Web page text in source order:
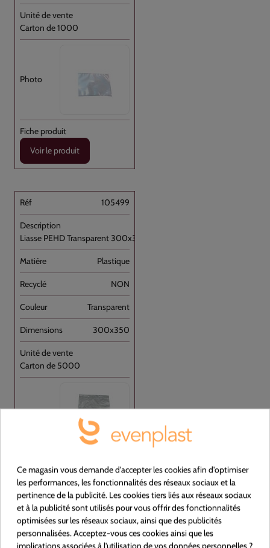
Carton de 1000
Voir le produit
105499
Liasse PEHD Transparent 300x350+P //5000
Plastique
NON
Transparent
300x350
Carton de 5000
Voir le produit
233540
Ce magasin vous demande d'accepter les cookies afin d'optimiser
les performances, les fonctionnalités des réseaux sociaux et la
pertinence de la publicité. Les cookies tiers liés aux réseaux sociaux
et à la publicité sont utilisés pour vous offrir des fonctionnalités
optimisées sur les réseaux sociaux, ainsi que des publicités
personnalisées. Acceptez-vous ces cookies ainsi que les
implications associées à l'utilisation de vos données personnelles ?